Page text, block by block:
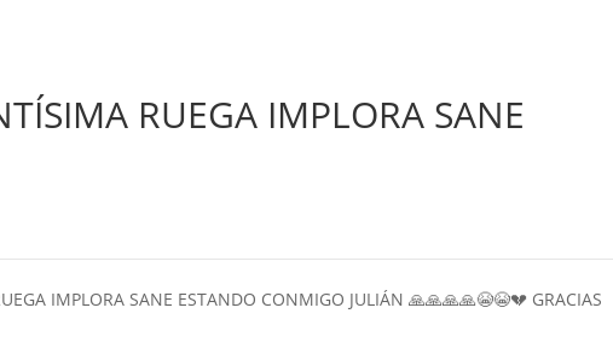
RUEGA IMPLORA SANE
IMPLORA SANE ESTANDO CONMIGO JULIÁN 🙏🙏🙏🙏😭😭💔 GRACIAS